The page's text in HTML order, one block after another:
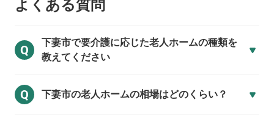
よくある質問
Q
下妻市で要介護に応じた老人ホームの種類を
教えてください
Q 下妻市の老人ホームの相場はどのくらい？